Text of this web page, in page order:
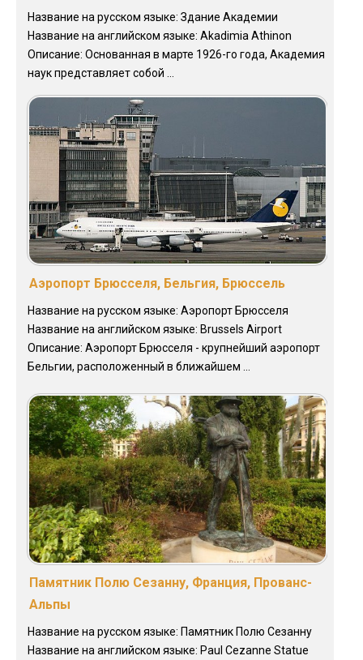
Название на русском языке: Здание Академии
Название на английском языке: Akadimia Athinon
Описание: Основанная в марте 1926-го года, Академия
наук представляет собой ...
Аэропорт Брюсселя, Бельгия, Брюссель
Название на русском языке: Аэропорт Брюсселя
Название на английском языке: Brussels Airport
Описание: Аэропорт Брюсселя - крупнейший аэропорт
Бельгии, расположенный в ближайшем ...
Памятник Полю Сезанну, Франция, Прованс-
Альпы
Название на русском языке: Памятник Полю Сезанну
Название на английском языке: Paul Cezanne Statue